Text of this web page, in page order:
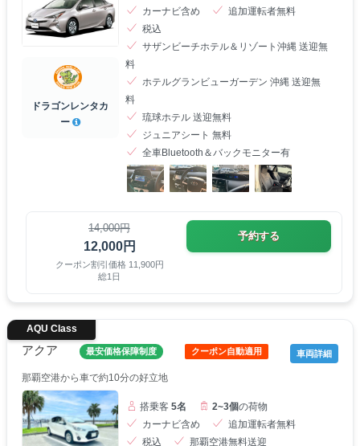
ドラゴンレンタカ
ー
カーナビ含め
追加運転者無料
税込
サザンビーチホテル＆リゾート沖縄 送迎無
料
ホテルグランビューガーデン 沖縄 送迎無
料
琉球ホテル 送迎無料
ジュニアシート 無料
全車Bluetooth＆バックモニター有
14,000円
12,000円
クーポン割引価格 11,900円
総1日
予約する
アクア 最安価格保障制度 クーポン自動適用 車両詳細
AQU Class
那覇空港から車で約10分の好立地
搭乗客5名 2~3個の荷物
カーナビ含め
追加運転者無料
税込
那覇空港無料送迎